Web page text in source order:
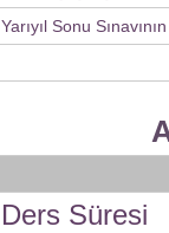
Yarıyıl Sonu
Ders Süresi